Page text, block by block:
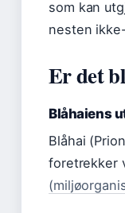
som kan
nesten
Er det
Blåhaiens
Blåhai
foretrekker